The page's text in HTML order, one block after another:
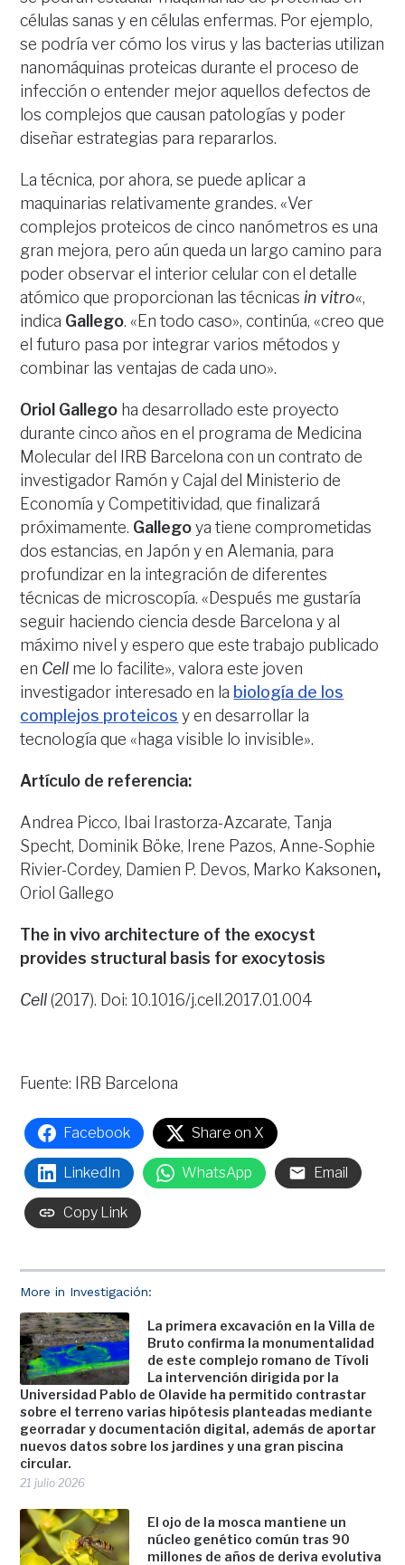
More in Investigación:
La primera excavación en la Villa de
Bruto confirma la monumentalidad
de este complejo romano de Tívoli
La intervención dirigida por la
Universidad Pablo de Olavide ha permitido contrastar
sobre el terreno varias hipótesis planteadas mediante
georradar y documentación digital, además de aportar
nuevos datos sobre los jardines y una gran piscina
circular.
21 julio 2026
El ojo de la mosca mantiene un
núcleo genético común tras 90
millones de años de deriva evolutiva
células sanas y en células enfermas. Por ejemplo,
se podría ver cómo los virus y las bacterias utilizan
nanomáquinas proteicas durante el proceso de
infección o entender mejor aquellos defectos de
los complejos que causan patologías y poder
diseñar estrategias para repararlos.
La técnica, por ahora, se puede aplicar a
maquinarias relativamente grandes. «Ver
complejos proteicos de cinco nanómetros es una
gran mejora, pero aún queda un largo camino para
poder observar el interior celular con el detalle
atómico que proporcionan las técnicasin vitro«,
indica Gallego. «En todo caso», continúa, «creo que
el futuro pasa por integrar varios métodos y
combinar las ventajas de cada uno».
Oriol Gallego ha desarrollado este proyecto
durante cinco años en el programa de Medicina
Molecular del IRB Barcelona con un contrato de
investigador Ramón y Cajal del Ministerio de
Economía y Competitividad, que finalizará
próximamente. Gallegoya tiene comprometidas
dos estancias, en Japón y en Alemania, para
profundizar en la integración de diferentes
técnicas de microscopía. «Después me gustaría
seguir haciendo ciencia desde Barcelona y al
máximo nivel y espero que este trabajo publicado
en Cell me lo facilite», valora este joven
investigador interesado en la biología de los
complejos proteicos y en desarrollar la
tecnología que «haga visible lo invisible».
Artículo de referencia:
Andrea Picco, Ibai Irastorza-Azcarate, Tanja
Specht, Dominik Böke, Irene Pazos, Anne-Sophie
Rivier-Cordey, Damien P. Devos, Marko Kaksonen,
Oriol Gallego
The in vivo architecture of the exocyst
provides structural basis for exocytosis
Cell(2017). Doi: 10.1016/j.cell.2017.01.004
Fuente: IRB Barcelona
Facebook Share on X
LinkedIn WhatsApp Email
Copy Link